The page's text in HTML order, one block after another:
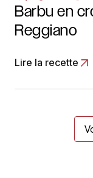
Barbu en
Reggiano
Lire la recette